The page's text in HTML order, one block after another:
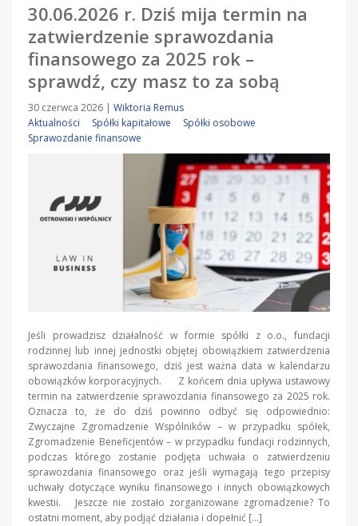
30.06.2026 r. Dziś mija termin na
zatwierdzenie sprawozdania
finansowego za 2025 rok –
sprawdź, czy masz to za sobą
30 czerwca 2026 | Wiktoria Remus
Aktualności
Spółki kapitałowe
Spółki osobowe
Sprawozdanie finansowe
Jeśli prowadzisz działalność w formie spółki z o.o., fundacji
rodzinnej lub innej jednostki objętej obowiązkiem zatwierdzenia
sprawozdania finansowego, dziś jest ważna data w kalendarzu
obowiązków korporacyjnych. Z końcem dnia upływa ustawowy
termin na zatwierdzenie sprawozdania finansowego za 2025 rok.
Oznacza to, że do dziś powinno odbyć się odpowiednio:
Zwyczajne Zgromadzenie Wspólników – w przypadku spółek,
Zgromadzenie Beneficjentów – w przypadku fundacji rodzinnych,
podczas którego zostanie podjęta uchwała o zatwierdzeniu
sprawozdania finansowego oraz jeśli wymagają tego przepisy
uchwały dotyczące wyniku finansowego i innych obowiązkowych
kwestii. Jeszcze nie zostało zorganizowane zgromadzenie? To
ostatni moment, aby podjąć działania i dopełnić […]